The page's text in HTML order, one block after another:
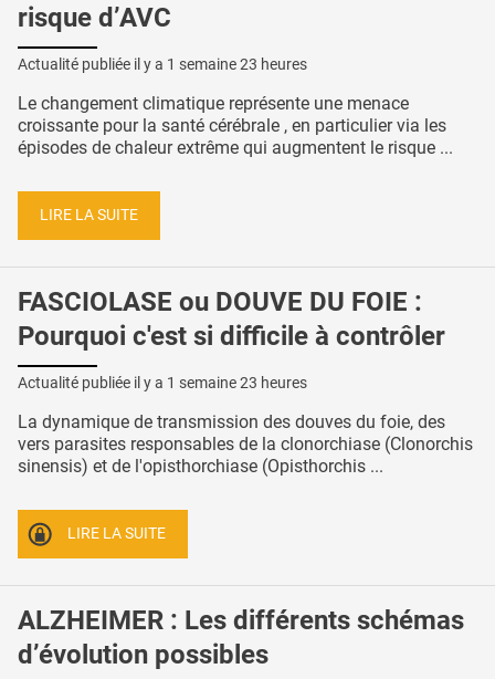
risque d’AVC
Actualité publiée il y a 1 semaine 23 heures
Le changement climatique représente une menace
croissante pour la santé cérébrale , en particulier via les
épisodes de chaleur extrême qui augmentent le risque ...
LIRE LA SUITE
FASCIOLASE ou DOUVE DU FOIE :
Pourquoi c'est si difficile à contrôler
Actualité publiée il y a 1 semaine 23 heures
La dynamique de transmission des douves du foie, des
vers parasites responsables de la clonorchiase (Clonorchis
sinensis) et de l'opisthorchiase (Opisthorchis ...
LIRE LA SUITE
ALZHEIMER : Les différents schémas
d’évolution possibles